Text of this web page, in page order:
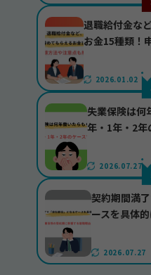
退職給付金な
お金15種類！
2026.01.02
失業保険は何
年・1年・2
2026.07.27
契約期間満
ースを具体的
2026.07.27